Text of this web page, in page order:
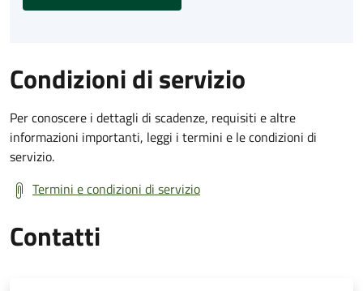
Condizioni di servizio
Per conoscere i dettagli di scadenze, requisiti e altre
informazioni importanti, leggi i termini e le condizioni di
servizio.
Termini e condizioni di servizio
Contatti